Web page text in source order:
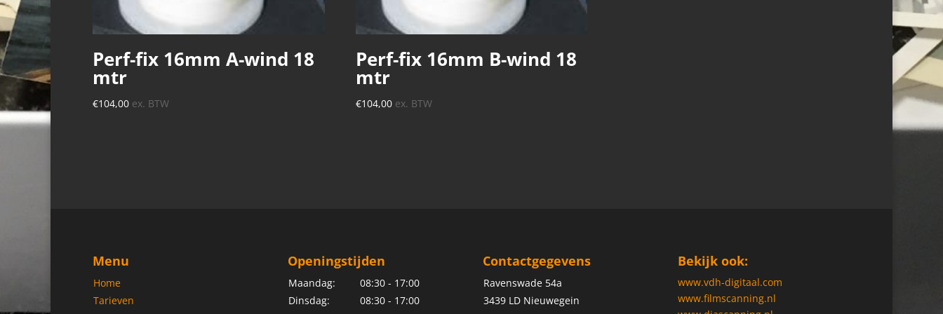
Perf-fix 16mm A-wind 18
mtr
€104,00 ex. BTW
Perf-fix 16mm B-wind 18
mtr
€104,00 ex. BTW
Menu
Home
Tarieven
Openingstijden
Maandag:
08:30 - 17:00
Dinsdag:
08:30 - 17:00
Contactgegevens
Ravenswade 54a
3439 LD Nieuwegein
Bekijk ook:
www.vdh-digitaal.com
www.filmscanning.nl